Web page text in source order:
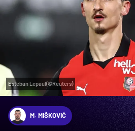
Esteban Lepaul(©Reuters)
M. MIŠKOVIĆ